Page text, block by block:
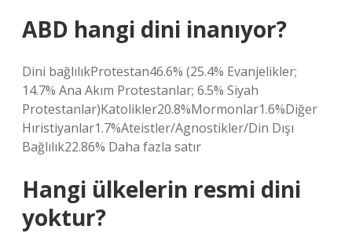
ABD hangi dini inanıyor?
Dini bağlılıkProtestan46.6% (25.4% Evanjelikler;
14.7% Ana Akım Protestanlar; 6.5% Siyah
Protestanlar)Katolikler20.8%Mormonlar1.6%Diğer
Hıristiyanlar1.7%Ateistler/Agnostikler/Din Dışı
Bağlılık22.86% Daha fazla satır
Hangi ülkelerin resmi dini
yoktur?